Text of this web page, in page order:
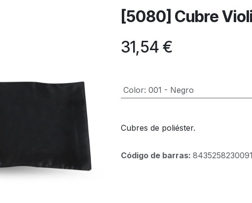
[5080] Cubre
31,54 €
Color: 001 - Negro
Cubres de poliéster.
Código de barras: 8435258230091